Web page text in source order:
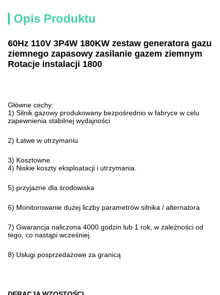
Opis Produktu
60Hz 110V 3P4W 180KW zestaw generatora gazu
ziemnego zapasowy zasilanie gazem ziemnym
Rotacje instalacji 1800
Główne cechy:
1) Silnik gazowy produkowany bezpośrednio w fabryce w celu
zapewnienia stabilnej wydajności
2) Łatwe w utrzymaniu
3) Kosztowne.
4) Niskie koszty eksploatacji i utrzymania.
5) przyjazne dla środowiska
6) Monitorowanie dużej liczby parametrów silnika / alternatora
7) Gwarancja naliczona 4000 godzin lub 1 rok, w zależności od
tego, co nastąpi wcześniej.
8) Usługi posprzedażowe za granicą